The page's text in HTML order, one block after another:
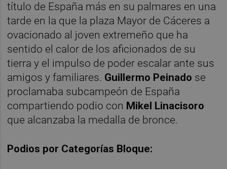
título de España más en su palmares en una
tarde en la que la plaza Mayor de Cáceres a
ovacionado al joven extremeño que ha
sentido el calor de los aficionados de su
tierra y el impulso de poder escalar ante sus
amigos y familiares. Guillermo Peinado se
proclamaba subcampeón de España
compartiendo podio con Mikel Linacisoro
que alcanzaba la medalla de bronce.
Podios por Categorías Bloque: